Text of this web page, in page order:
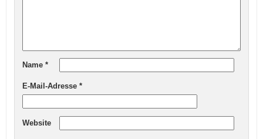
Name *
E-Mail-Adresse *
Website